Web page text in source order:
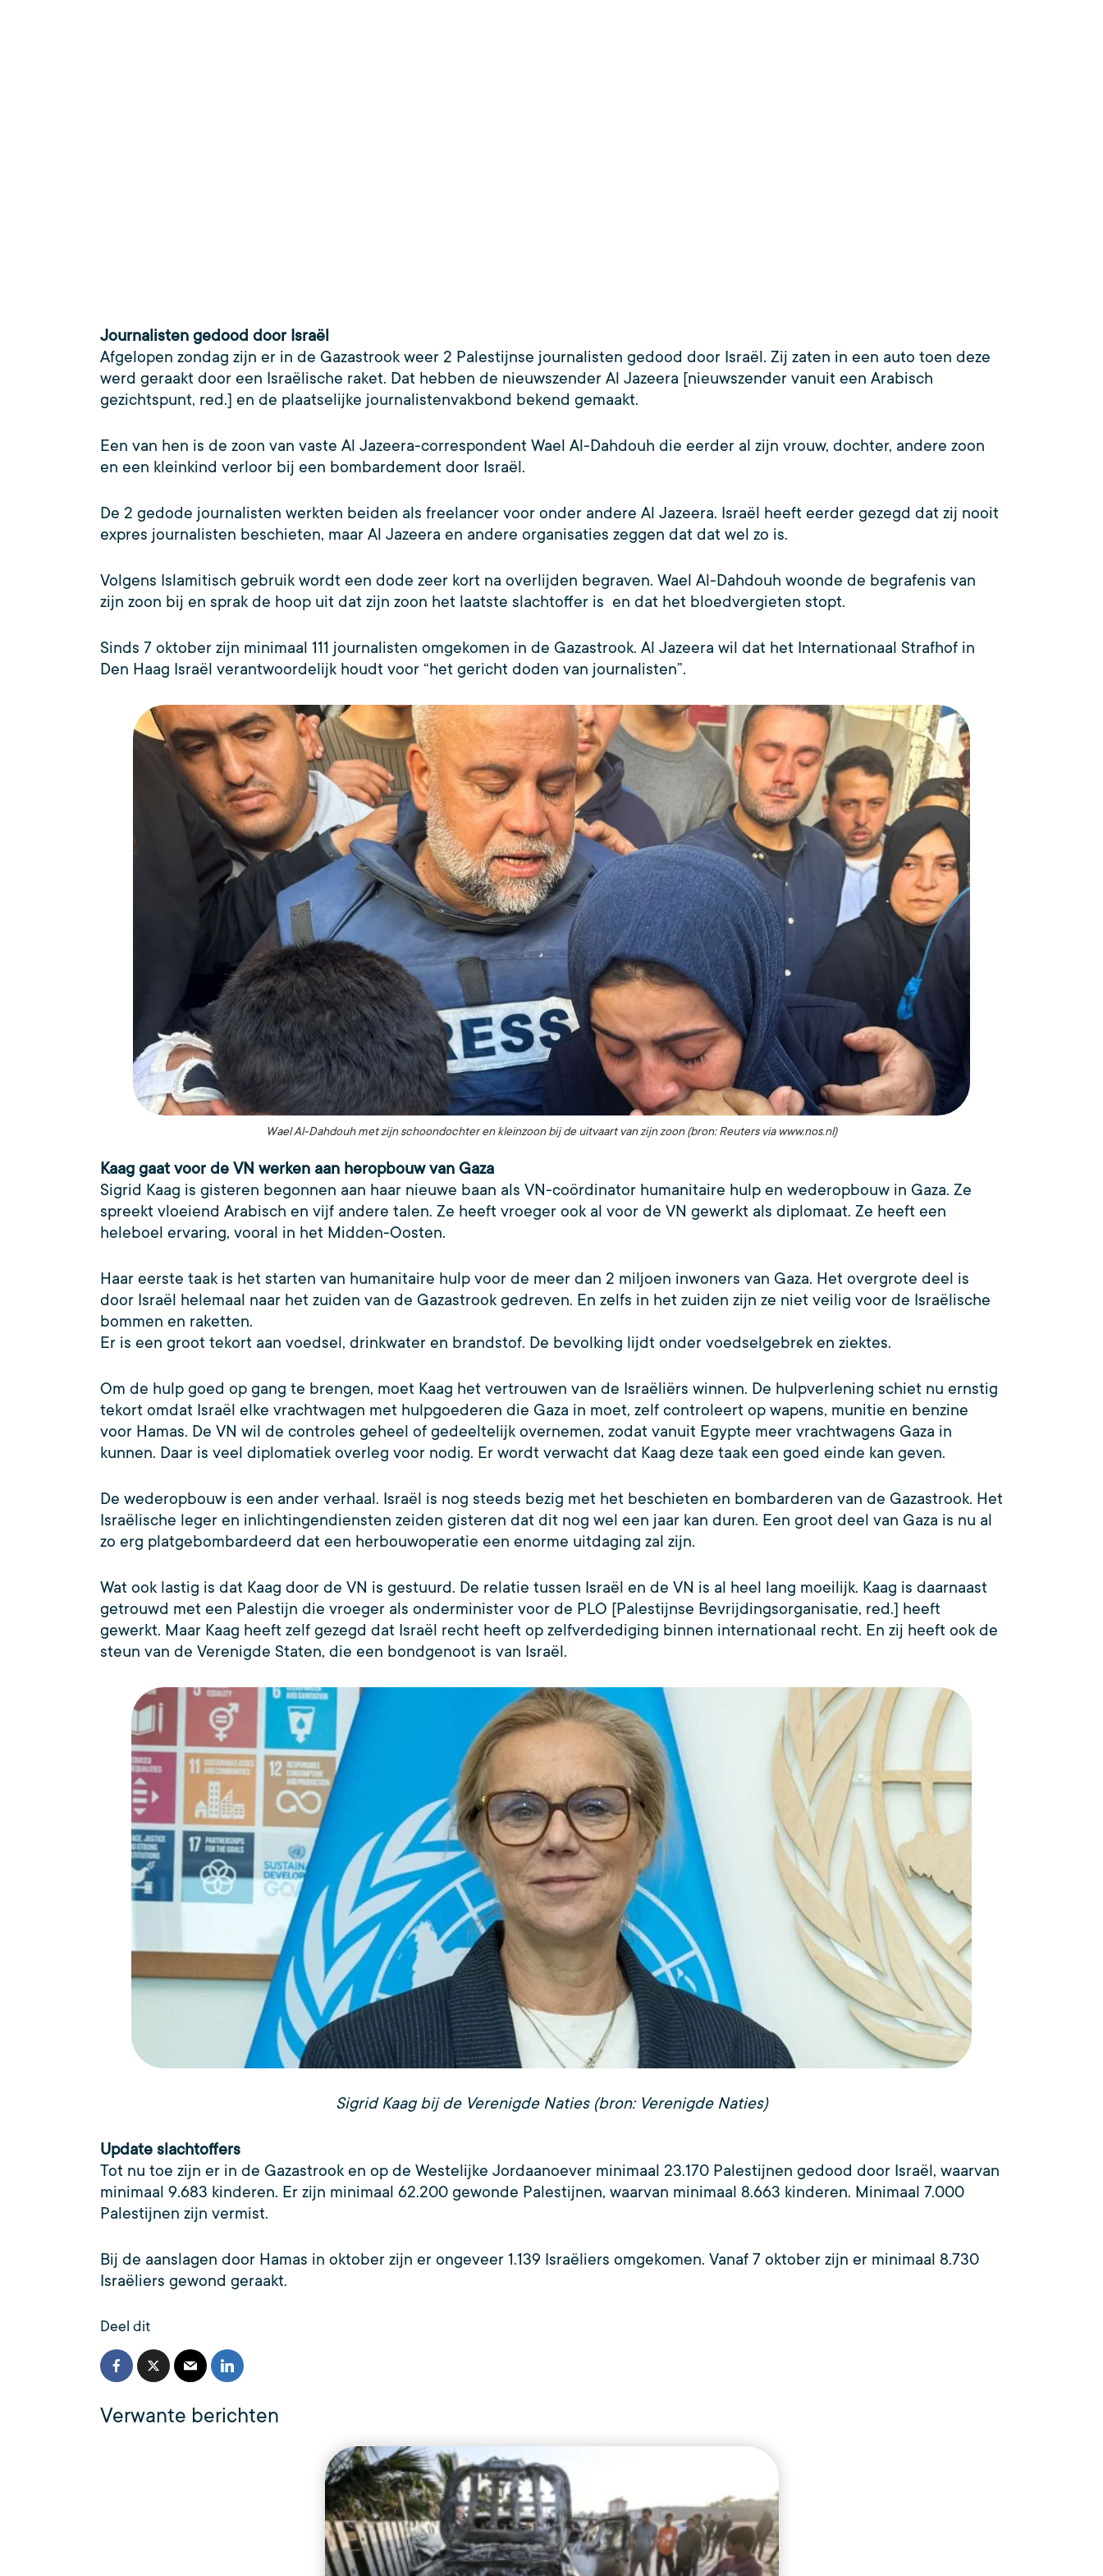
Journalisten gedood door Israël
Afgelopen zondag zijn er in de Gazastrook weer 2 Palestijnse journalisten gedood door Israël. Zij zaten in een auto toen deze
werd geraakt door een Israëlische raket. Dat hebben de nieuwszender Al Jazeera [nieuwszender vanuit een Arabisch
gezichtspunt, red.] en de plaatselijke journalistenvakbond bekend gemaakt.
Een van hen is de zoon van vaste Al Jazeera-correspondent Wael Al-Dahdouh die eerder al zijn vrouw, dochter, andere zoon
en een kleinkind verloor bij een bombardement door Israël.
De 2 gedode journalisten werkten beiden als freelancer voor onder andere Al Jazeera. Israël heeft eerder gezegd dat zij nooit
expres journalisten beschieten, maar Al Jazeera en andere organisaties zeggen dat dat wel zo is.
Volgens Islamitisch gebruik wordt een dode zeer kort na overlijden begraven. Wael Al-Dahdouh woonde de begrafenis van
zijn zoon bij en sprak de hoop uit dat zijn zoon het laatste slachtoffer is en dat het bloedvergieten stopt.
Sinds 7 oktober zijn minimaal 111 journalisten omgekomen in de Gazastrook. Al Jazeera wil dat het Internationaal Strafhof in
Den Haag Israël verantwoordelijk houdt voor “het gericht doden van journalisten”.
Wael Al-Dahdouh met zijn schoondochter en kleinzoon bij de uitvaart van zijn zoon (bron: Reuters via www.nos.nl)
Kaag gaat voor de VN werken aan heropbouw van Gaza
Sigrid Kaag is gisteren begonnen aan haar nieuwe baan als VN-coördinator humanitaire hulp en wederopbouw in Gaza. Ze
spreekt vloeiend Arabisch en vijf andere talen. Ze heeft vroeger ook al voor de VN gewerkt als diplomaat. Ze heeft een
heleboel ervaring, vooral in het Midden-Oosten.
Haar eerste taak is het starten van humanitaire hulp voor de meer dan 2 miljoen inwoners van Gaza. Het overgrote deel is
door Israël helemaal naar het zuiden van de Gazastrook gedreven. En zelfs in het zuiden zijn ze niet veilig voor de Israëlische
bommen en raketten.
Er is een groot tekort aan voedsel, drinkwater en brandstof. De bevolking lijdt onder voedselgebrek en ziektes.
Om de hulp goed op gang te brengen, moet Kaag het vertrouwen van de Israëliërs winnen. De hulpverlening schiet nu ernstig
tekort omdat Israël elke vrachtwagen met hulpgoederen die Gaza in moet, zelf controleert op wapens, munitie en benzine
voor Hamas. De VN wil de controles geheel of gedeeltelijk overnemen, zodat vanuit Egypte meer vrachtwagens Gaza in
kunnen. Daar is veel diplomatiek overleg voor nodig. Er wordt verwacht dat Kaag deze taak een goed einde kan geven.
De wederopbouw is een ander verhaal. Israël is nog steeds bezig met het beschieten en bombarderen van de Gazastrook. Het
Israëlische leger en inlichtingendiensten zeiden gisteren dat dit nog wel een jaar kan duren. Een groot deel van Gaza is nu al
zo erg platgebombardeerd dat een herbouwoperatie een enorme uitdaging zal zijn.
Wat ook lastig is dat Kaag door de VN is gestuurd. De relatie tussen Israël en de VN is al heel lang moeilijk. Kaag is daarnaast
getrouwd met een Palestijn die vroeger als onderminister voor de PLO [Palestijnse Bevrijdingsorganisatie, red.] heeft
gewerkt. Maar Kaag heeft zelf gezegd dat Israël recht heeft op zelfverdediging binnen internationaal recht. En zij heeft ook de
steun van de Verenigde Staten, die een bondgenoot is van Israël.
Sigrid Kaag bij de Verenigde Naties (bron: Verenigde Naties)
Update slachtoffers
Tot nu toe zijn er in de Gazastrook en op de Westelijke Jordaanoever minimaal 23.170 Palestijnen gedood door Israël, waarvan
minimaal 9.683 kinderen. Er zijn minimaal 62.200 gewonde Palestijnen, waarvan minimaal 8.663 kinderen. Minimaal 7.000
Palestijnen zijn vermist.
Bij de aanslagen door Hamas in oktober zijn er ongeveer 1.139 Israëliers omgekomen. Vanaf 7 oktober zijn er minimaal 8.730
Israëliers gewond geraakt.
Deel dit
Verwante berichten